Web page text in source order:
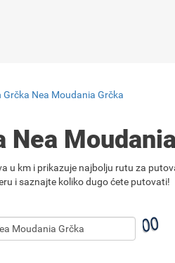
Grčka Nea Moudania Grčka
u km i prikazuje najbolju rutu za
i saznajte koliko dugo ćete putovati!